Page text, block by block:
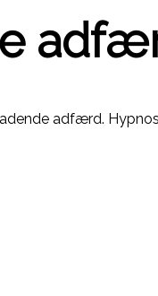
adfærd.